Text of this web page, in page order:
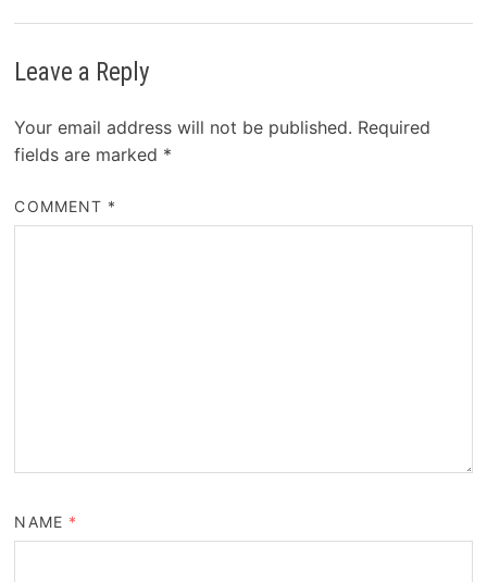
Leave a Reply
Your email address will not be published. Required
fields are marked *
COMMENT *
NAME *